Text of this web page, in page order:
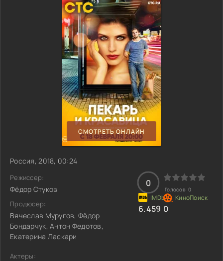
СМОТРЕТЬ ОНЛАЙН
Россия, 2018, 00:24
Режиссер:
Фёдор Стуков
Продюсер:
Вячеслав Муругов, Фёдор
Бондарчук, Антон Федотов,
Екатерина Ласкари
0
Голосов: 0
6.459 0
Актеры: